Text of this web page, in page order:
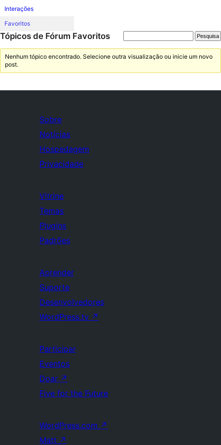
Interações
Favoritos
Tópicos de Fórum Favoritos
Nenhum tópico encontrado. Selecione outra visualização ou inicie um novo
post.
Sobre
Notícias
Hospedagem
Privacidade
Vitrine
Temas
Plugins
Padrões
Aprender
Suporte
Desenvolvedores
WordPress.tv ↗
Participar
Eventos
Doar ↗
Five for the Future
WordPress.com ↗
Matt ↗